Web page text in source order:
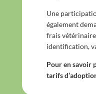
Une
également
frais
identification,
Pour en savoir
tarifs